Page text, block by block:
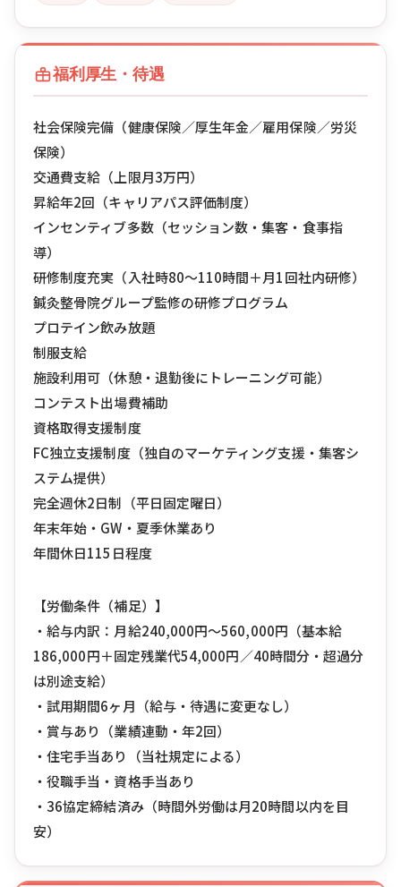
福利厚生・待遇
社会保険完備（健康保険／厚生年金／雇用保険／労災
保険）
交通費支給（上限月3万円）
昇給年2回（キャリアパス評価制度）
インセンティブ多数（セッション数・集客・食事指
導）
研修制度充実（入社時80〜110時間＋月1回社内研修）
鍼灸整骨院グループ監修の研修プログラム
プロテイン飲み放題
制服支給
施設利用可（休憩・退勤後にトレーニング可能）
コンテスト出場費補助
資格取得支援制度
FC独立支援制度（独自のマーケティング支援・集客シ
ステム提供）
完全週休2日制（平日固定曜日）
年末年始・GW・夏季休業あり
年間休日115日程度
【労働条件（補足）】
・給与内訳：月給240,000円〜560,000円（基本給
186,000円＋固定残業代54,000円／40時間分・超過分
は別途支給）
・試用期間6ヶ月（給与・待遇に変更なし）
・賞与あり（業績連動・年2回）
・住宅手当あり（当社規定による）
・役職手当・資格手当あり
・36協定締結済み（時間外労働は月20時間以内を目
安）